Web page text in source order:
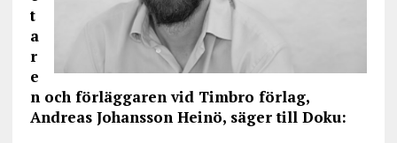
t
a
r
e
n och förläggaren vid Timbro förlag,
Andreas Johansson Heinö, säger till Doku: